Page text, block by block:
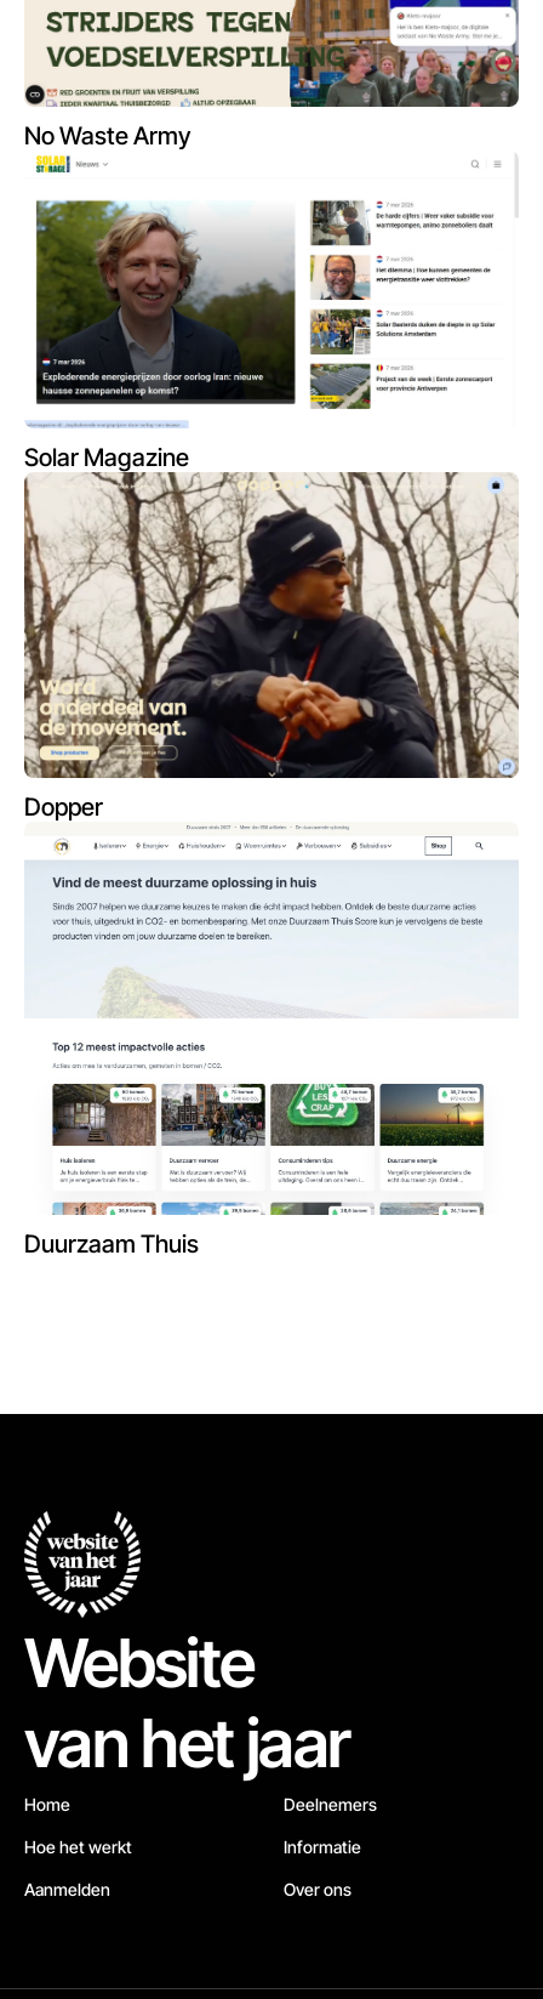
No Waste Army
Solar Magazine
Dopper
Duurzaam Thuis
Website
van het jaar
Home
Hoe het werkt
Aanmelden
Deelnemers
Informatie
Over ons